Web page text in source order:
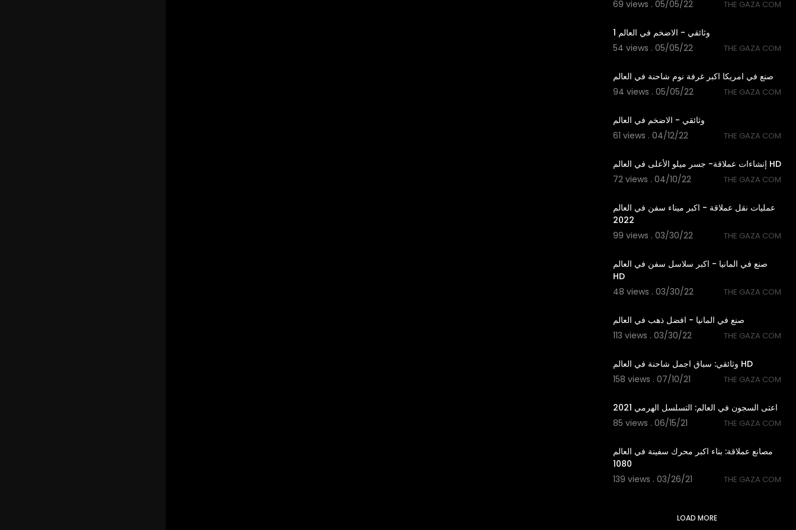
69 views . 05/05/22
THE GAZA COM
وثائقي - الاضخم في العالم 1
54 views . 05/05/22
THE GAZA COM
صنع في امريكا اكبر غرفة نوم شاحنة في العالم
94 views . 05/05/22
THE GAZA COM
وثائقي - الاضخم في العالم
61 views . 04/12/22
THE GAZA COM
إنشاءات عملاقة- جسر ميلو الأعلى في العالم HD
72 views . 04/10/22
THE GAZA COM
عمليات نقل عملاقة - اكبر ميناء سفن في العالم
2022
99 views . 03/30/22
THE GAZA COM
صنع في المانيا - اكبر سلاسل سفن في العالم
HD
48 views . 03/30/22
THE GAZA COM
صنع في المانيا - افضل ذهب في العالم
113 views . 03/30/22
THE GAZA COM
وثائقي: سباق اجمل شاحنة في العالم HD
158 views . 07/10/21
THE GAZA COM
اعتى السجون في العالم: التسلسل الهرمي 2021
85 views . 06/15/21
THE GAZA COM
مصانع عملاقة: بناء اكبر محرك سفينة في العالم
1080
139 views . 03/26/21
THE GAZA COM
LOAD MORE